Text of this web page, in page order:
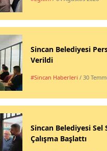
Sincan Belediyesi
Verildi
#Sincan Haberleri / 30
Sincan Belediyesi Sel
Çalışma Başlattı